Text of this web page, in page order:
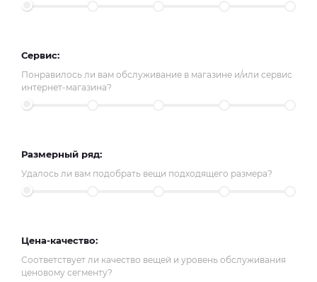
Сервис:
Понравилось ли вам обслуживание в магазине и/или сервис
интернет-магазина?
Размерный ряд:
Удалось ли вам подобрать вещи подходящего размера?
Цена-качество:
Соответствует ли качество вещей и уровень обслуживания
ценовому сегменту?